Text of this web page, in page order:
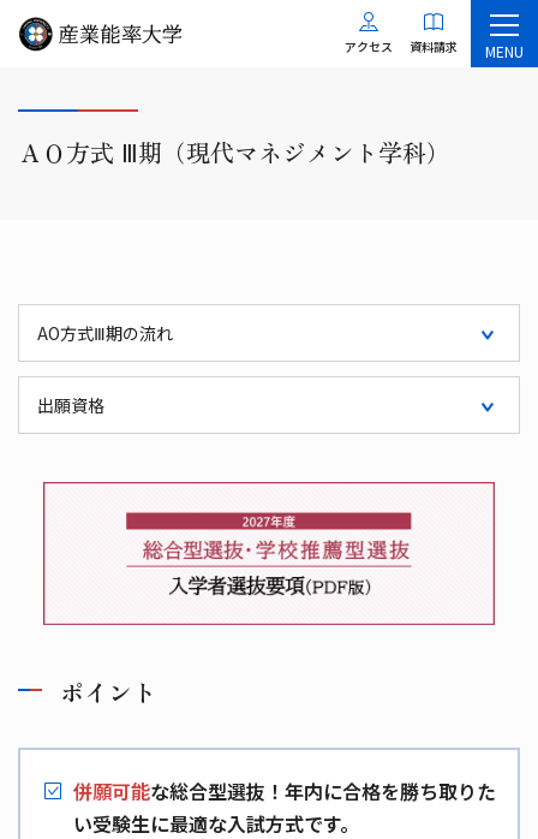
アクセス 資料請求 MENU
ＡＯ方式 Ⅲ期（現代マネジメント学科）
AO方式Ⅲ期の流れ
出願資格
ポイント
併願可能な総合型選抜！年内に合格を勝ち取りた
い受験生に最適な入試方式です。